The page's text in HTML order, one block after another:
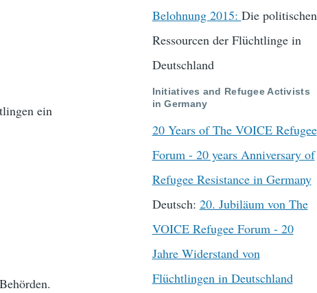
ein
Belohnung 2015: Die politischen
Ressourcen der Flüchtlinge in
Deutschland
Initiatives and Refugee Activists
in Germany
20 Years of The VOICE Refugee
Forum - 20 years Anniversary of
Refugee Resistance in Germany
Deutsch: 20. Jubiläum von The
VOICE Refugee Forum - 20
Jahre Widerstand von
Flüchtlingen in Deutschland